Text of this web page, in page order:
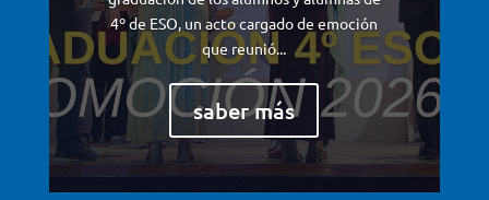
4º de ESO, un acto cargado de emoción
que reunió...
saber más